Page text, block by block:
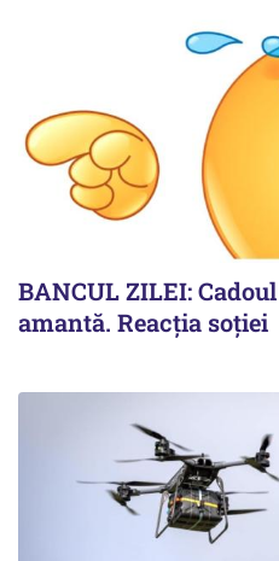
BANCUL ZILEI:
amantă. Reacția soției